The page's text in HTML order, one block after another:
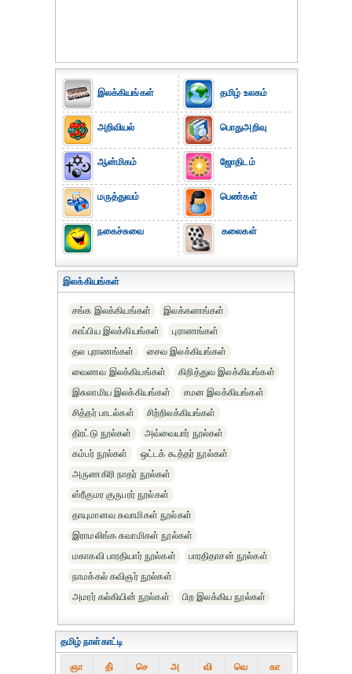
இலக்கியங்கள்
அறிவியல்
ஆன்மிகம்
மருத்துவம்
நகைச்சுவை
தமிழ் உலகம்
பொதுஅறிவு
ஜோதிடம்
பெண்கள்
கலைகள்
இலக்கியங்கள்
சங்க இலக்கியங்கள்
இலக்கணங்கள்
காப்பிய இலக்கியங்கள்
புராணங்கள்
தல புராணங்கள்
சைவ இலக்கியங்கள்
வைணவ இலக்கியங்கள்
கிறித்துவ இலக்கியங்கள்
இசுலாமிய இலக்கியங்கள்
சமன இலக்கியங்கள்
சித்தர் பாடல்கள்
சிற்றிலக்கியங்கள்
திரட்டு நூல்கள்
அவ்வையார் நூல்கள்
கம்பர் நூல்கள்
ஒட்டக் கூத்தர் நூல்கள்
அருணகிரி நாதர் நூல்கள்
ஸ்ரீகுமர குருபரர் நூல்கள்
தாயுமானவ சுவாமிகள் நூல்கள்
இராமலிங்க சுவாமிகள் நூல்கள்
மகாகவி பாரதியார் நூல்கள்
பாரதிதாசன் நூல்கள்
நாமக்கல் கவிஞர் நூல்கள்
அமரர் கல்கியின் நூல்கள்
பிற இலக்கிய நூல்கள்
தமிழ் நாள்காட்டி
ஞா தி் செ அ வி வெ கா